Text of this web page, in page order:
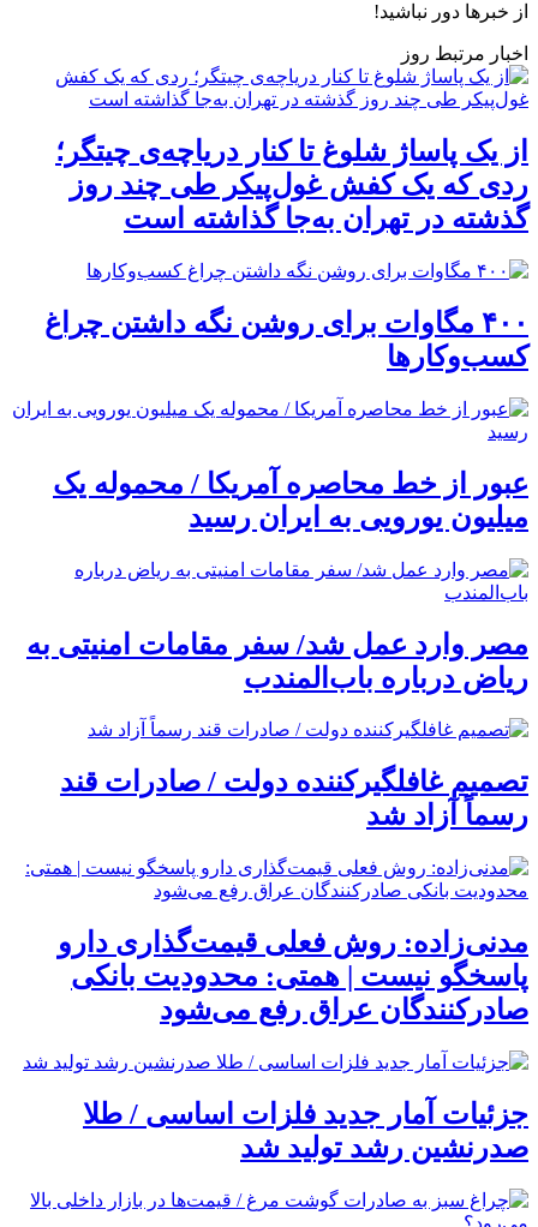
از خبرها دور نباشید!
اخبار مرتبط روز
از یک پاساژ شلوغ تا کنار دریاچه‌ی چیتگر؛
ردی که یک کفش غول‌پیکر طی چند روز
گذشته در تهران به‌جا گذاشته است
۴۰۰ مگاوات برای روشن نگه داشتن چراغ
کسب‌وکار‌ها
عبور از خط محاصره آمریکا / محموله یک
میلیون یورویی به ایران رسید
مصر وارد عمل شد/ سفر مقامات امنیتی به
ریاض درباره باب‌المندب
تصمیم غافلگیرکننده دولت / صادرات قند
رسماً آزاد شد
مدنی‌زاده: روش فعلی قیمت‌گذاری دارو
پاسخگو نیست | همتی: محدودیت بانکی
صادرکنندگان عراق رفع می‌شود
جزئیات آمار جدید فلزات اساسی / طلا
صدرنشین رشد تولید شد